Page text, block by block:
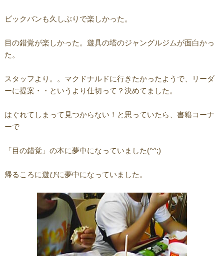
ビックバンも久しぶりで楽しかった。
目の錯覚が楽しかった。遊具の塔のジャングルジムが面白かっ
た。
スタッフより。。マクドナルドに行きたかったようで、リーダ
ーに提案・・というより仕切って？決めてました。
はぐれてしまって見つからない！と思っていたら、書籍コーナ
ーで
「目の錯覚」の本に夢中になっていました(^^;)
帰るころに遊びに夢中になっていました。